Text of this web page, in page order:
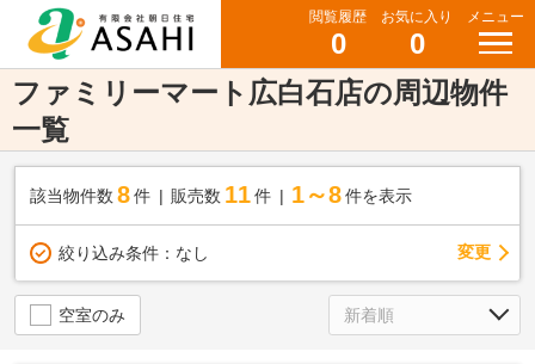
閲覧履歴
0
お気に入り
0
メニュー
ファミリーマート広白石店の周辺物件
一覧
該当物件数 8件 販売数 11 件 1～8 件を表示
絞り込み条件： なし 変更
空室のみ